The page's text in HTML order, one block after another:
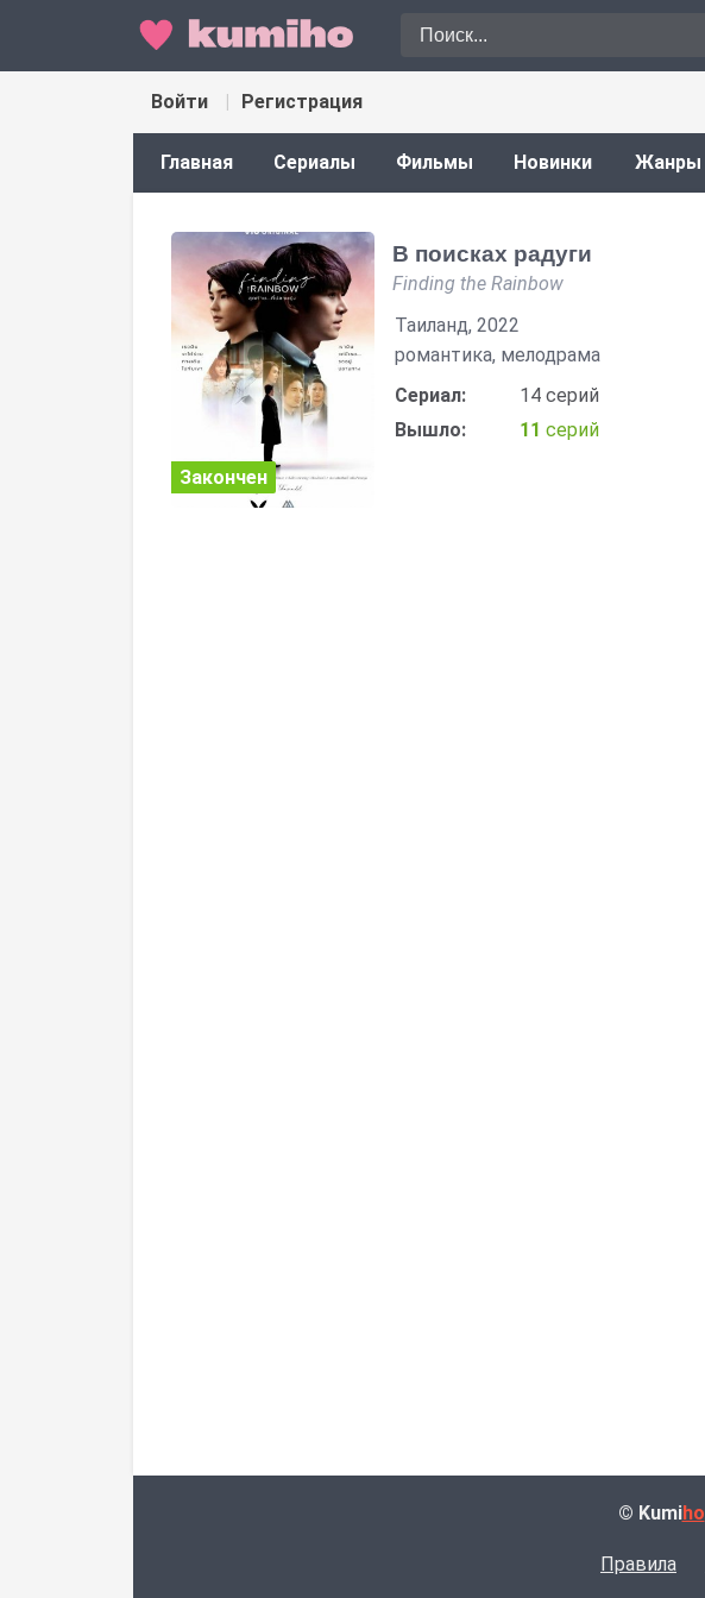
Войти Регистрация
Главная Сериалы Фильмы Новинки Жанры
В поисках радуги
Finding the Rainbow
Таиланд, 2022
романтика, мелодрама
Сериал:
14 серий
Вышло:
11 серий
Закончен
© Kumiho
Правила